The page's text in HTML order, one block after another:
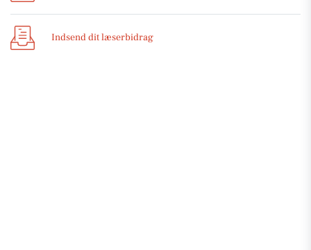
Indsend dit læserbidrag